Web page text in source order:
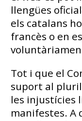
llengües
els catalans
francès o en
Tot i que el
suport al
les injustícies
manifestes. A